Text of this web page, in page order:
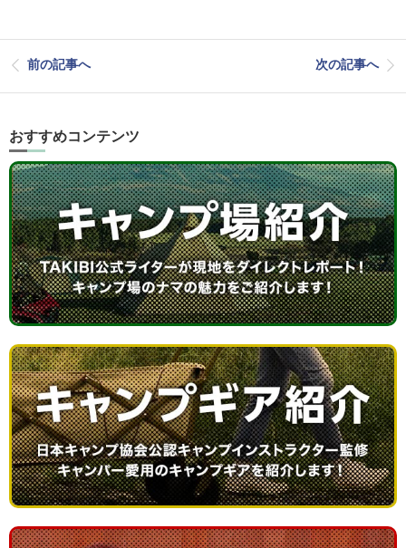
前の記事へ 次の記事へ
おすすめコンテンツ